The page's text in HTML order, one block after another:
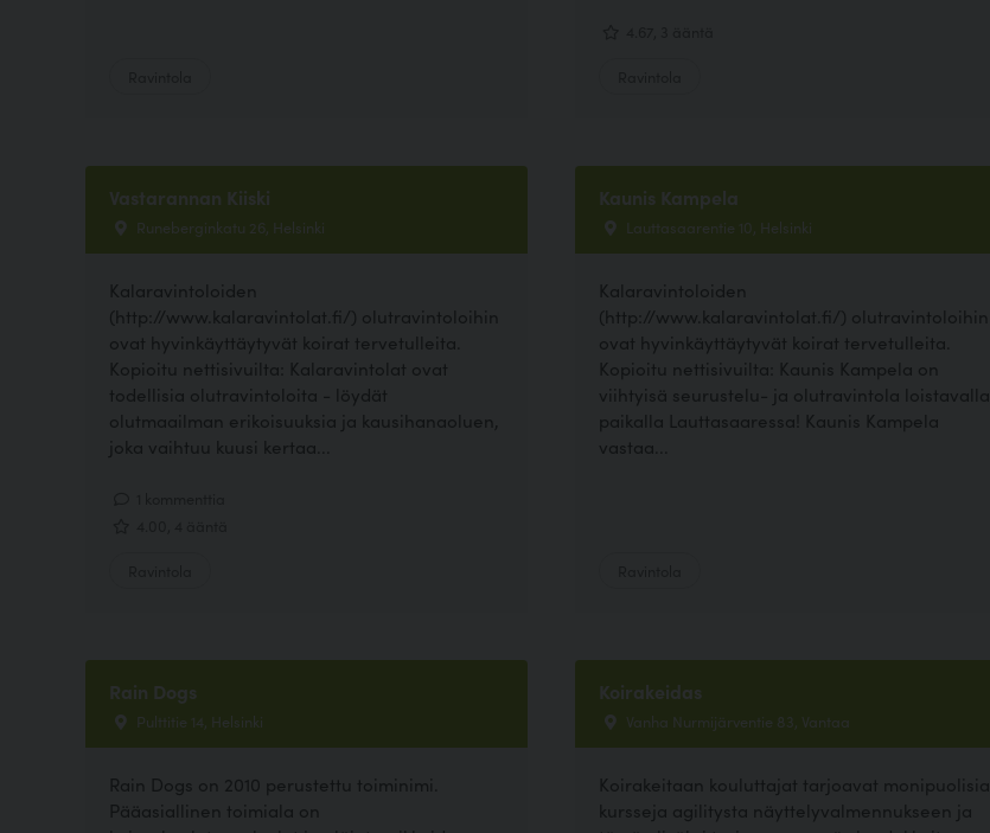
Vastarannan Kiiski
Runeberginkatu 26, Helsinki
Kalaravintoloiden
(http://www.kalaravintolat.fi/) olutravintoloihin
ovat hyvinkäyttäytyvät koirat tervetulleita.
Kopioitu nettisivuilta: Kalaravintolat ovat
todellisia olutravintoloita - löydät
olutmaailman erikoisuuksia ja kausihanaoluen,
joka vaihtuu kuusi kertaa...
Kaunis Kampela
Lauttasaarentie 10, Helsinki
Kalaravintoloiden
(http://www.kalaravintolat.fi/) olutravintoloihin
ovat hyvinkäyttäytyvät koirat tervetulleita.
Kopioitu nettisivuilta: Kaunis Kampela on
viihtyisä seurustelu- ja olutravintola loistavalla
paikalla Lauttasaaressa! Kaunis Kampela
vastaa...
Rain Dogs
Pulttitie 14, Helsinki
Rain Dogs on 2010 perustettu toiminimi.
Pääasiallinen toimiala on
Koirakeidas
Vanha Nurmijärventie 83, Vantaa
Koirakeitaan kouluttajat tarjoavat monipuolisia
kursseja agilitysta näyttelyvalmennukseen ja